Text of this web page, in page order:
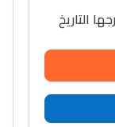
التاريخ